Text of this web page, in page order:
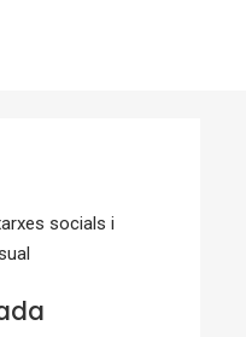
socials i